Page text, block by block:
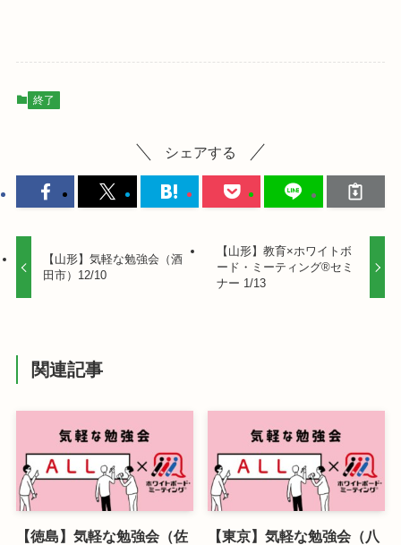
終了
シェアする
【山形】気軽な勉強会（酒
田市）12/10
【山形】教育×ホワイトボ
ード・ミーティング®セミ
ナー 1/13
関連記事
【徳島】気軽な勉強会（佐
【東京】気軽な勉強会（八